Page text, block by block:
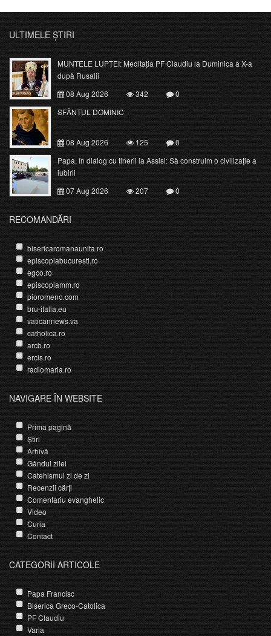
ULTIMELE ȘTIRI
MUNTELE LUPTEI: Meditația PF Claudiu la Duminica a X-a
după Rusalii
08 Aug 2026
342
0
SFÂNTUL DOMINIC
08 Aug 2026 125
0
Papa, în dialog cu tinerii la Assisi: Să construim o civilizație a
iubirii
07 Aug 2026
207 0
RECOMANDĂRI
bisericaromanaunita.ro
episcopiabucuresti.ro
egco.ro
episcopiamm.ro
pioromeno.com
bru-italia.eu
vaticannews.va
catholica.ro
arcb.ro
ercis.ro
radiomaria.ro
NAVIGARE ÎN WEBSITE
Prima pagină
Știri
Arhivă
Gândul zilei
Catehismul zi de zi
Recenzii cărți
Comentariu evanghelic
Video
Curia
Contact
CATEGORII ARTICOLE
Papa Francisc
Biserica Greco-Catolica
PF Claudiu
Varia